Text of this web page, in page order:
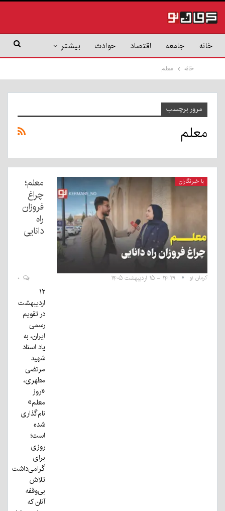
خانه جامعه اقتصاد حوادث بیشتر
خانه معلم
مرور برچسب
معلم
با خبرنگاران
معلم؛
چراغ
فروزان
راه
دانایی
کرمان نو ۱۴:۲۹ - ۱۵ اردیبهشت ۱۴۰۵
۱۲
اردیبهشت
در تقویم
رسمی
ایران، به
یاد استاد
شهید
مرتضی
مطهری،
«روز
معلم»
نام‌گذاری
شده
است؛
روزی
برای
گرامی‌داشت
تلاش
بی‌وقفه
آنان که